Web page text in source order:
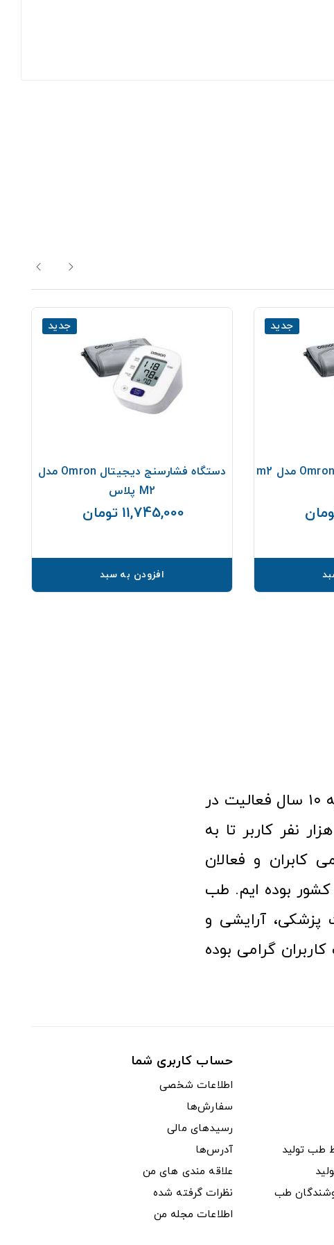
جدید
دستگاه فشارخون بازویی Omron مدل m2
جدید
دستگاه فشارسنج دیجیتال Omron مدل
M2 پلاس
11,745,000 تومان
افزودن به سبد
فروشگاه آنلاین تجهیزات پزشکی طب تولید با افتخار نزدیک به ۱۰ سال فعالیت در
عرصه کالا و لوازم پزشکی توانسته مورد اعتماد بیش از ۱۲۰ هزار نفر کاربر تا به
کابران و فعالان
بوده ایم. طب
پزشکی، آرایشی و
گرامی بوده
طب تولید
طب
حساب کاربری شما
اطلاعات شخصی
سفارش‌ها
رسیدهای مالی
آدرس‌ها
علاقه مندی های من
نظرات گرفته شده
اطلاعات مجله من